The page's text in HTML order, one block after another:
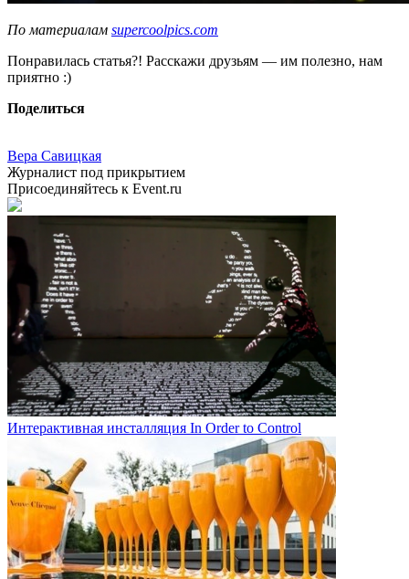
По материалам supercoolpics.com
Понравилась статья?! Расскажи друзьям — им полезно, нам
приятно :)
Поделиться
Вера Савицкая
Журналист под прикрытием
Присоединяйтесь к Event.ru
Интерактивная инсталляция In Order to Control